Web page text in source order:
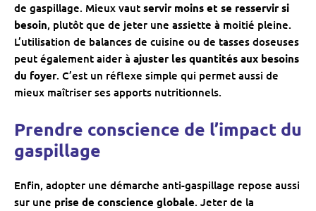
de gaspillage. Mieux vaut servir moins et se resservir si
besoin, plutôt que de jeter une assiette à moitié pleine.
L’utilisation de balances de cuisine ou de tasses doseuses
peut également aider à ajuster les quantités aux besoins
du foyer. C’est un réflexe simple qui permet aussi de
mieux maîtriser ses apports nutritionnels.
Prendre conscience de l’impact du
gaspillage
Enfin, adopter une démarche anti-gaspillage repose aussi
sur une prise de conscience globale. Jeter de la